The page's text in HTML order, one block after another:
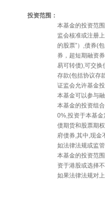
投资范围：
本基金的投资范
监会核准或注册
的股票”）,债券(
券，超短期融资
易可转债),可交换
存款(包括协议存
证监会允许基金
本基金可以参与融
本基金的投资组
0%,投资于本基
债期货和股票期
府债券,其中,现金
如法律法规或监
本基金的投资范
资于港股或选择
如果法律法规对